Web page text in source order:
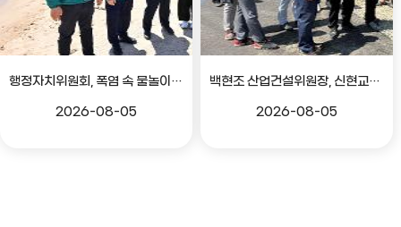
행정자치위원회, 폭염 속 물놀이 안전관리 현장 점검
2026-08-05
백현조 산업건설위원장, 신현교차로~구 강동중 도로확장 현장 점검
2026-08-05